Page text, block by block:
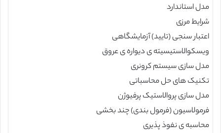
مدل استاندارد
شرایط مرزی
اعتبار سنجی (تایید) آزمایشگاهی
ویسکوالاستیسیته ی دیواره ی عروق
مدل سازی سیستم کرونری
تکنیک های حل محاسباتی
مدل سازی پروالاستیک پرفیوژن
فرمولاسیون (فرمول بندی) چند بخشی
محاسبه ی نفوذ پذیری